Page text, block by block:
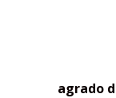
agrado